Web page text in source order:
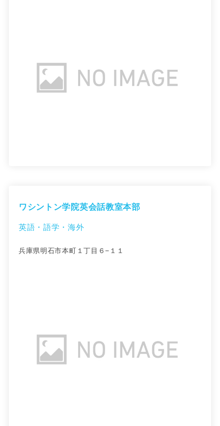
ワシントン学院英会話教室本部
英語・語学・海外
兵庫県明石市本町１丁目６−１１